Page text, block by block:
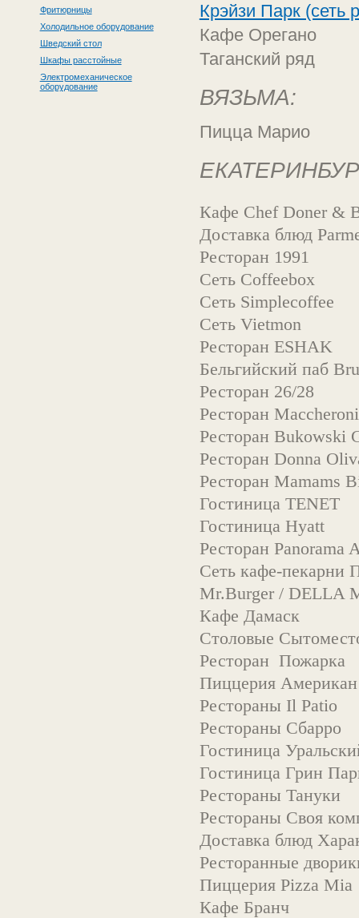
Фритюрницы
Холодильное оборудование
Шведский стол
Шкафы расстойные
Электромеханическое
оборудование
Крэйзи Парк (сеть
Кафе Орегано
Таганский ряд
ВЯЗЬМА:
Пицца Марио
Кафе Chef Doner &
Доставка блюд
Ресторан 1991
Сеть Coffeebox
Сеть Simplecoffee
Сеть Vietmon
Ресторан ESHAK
Бельгийский паб
Ресторан 26/28
Ресторан Maccheroni
Ресторан Bukowski
Ресторан Donna
Ресторан Mamams
Гостиница TENET
Гостиница Hyatt
Ресторан Panorama
Сеть кафе-пекарни
Mr.Burger / DELLA
Кафе Дамаск
Столовые
Ресторан Пожарка
Пиццерия
Рестораны Il Рatio
Рестораны Cбарро
Гостиница
Гостиница Грин
Рестораны Тануки
Рестораны Своя
Доставка блюд
Ресторанные
Пиццерия Pizza Mia
Кафе Бранч